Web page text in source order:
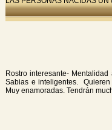
Rostro interesante-
Sabias e inteligentes.
Muy enamoradas. Tendrán